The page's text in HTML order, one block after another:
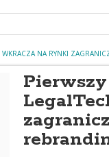
WKRACZA NA RYNKI